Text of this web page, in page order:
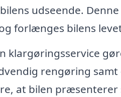
udseende. Denne
forlænges bilens
klargøringsservice
rengøring samt
at bilen præsenterer